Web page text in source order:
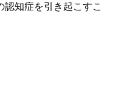
認知症を引き起こすこ